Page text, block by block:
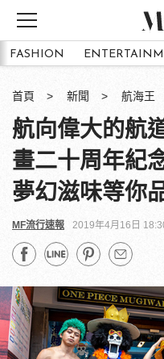
FASHION
首頁 新聞 航海王
航向偉大的航
畫二十周年紀
夢幻滋味等你
MF流行速報 2019年4月16日